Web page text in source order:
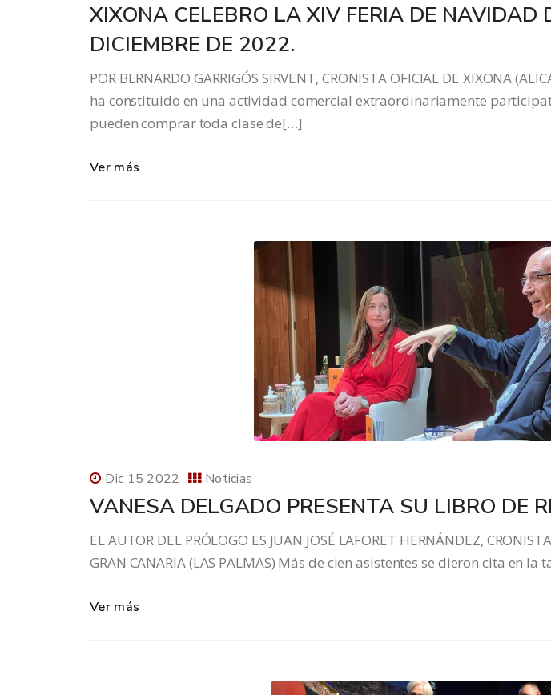
XIXONA CELEBRO LA XIV FERIA DE NAVIDAD
DICIEMBRE DE 2022.
POR BERNARDO GARRIGÓS SIRVENT, CRONISTA OFICIAL DE XIXONA
ha constituido en una actividad comercial extraordinariamente
pueden comprar toda clase de[…]
Ver más
Dic 15 2022 Noticias
VANESA DELGADO PRESENTA SU LIBRO DE
EL AUTOR DEL PRÓLOGO ES JUAN JOSÉ LAFORET HERNÁNDEZ,
GRAN CANARIA (LAS PALMAS) Más de cien asistentes se dieron cita en la
Ver más